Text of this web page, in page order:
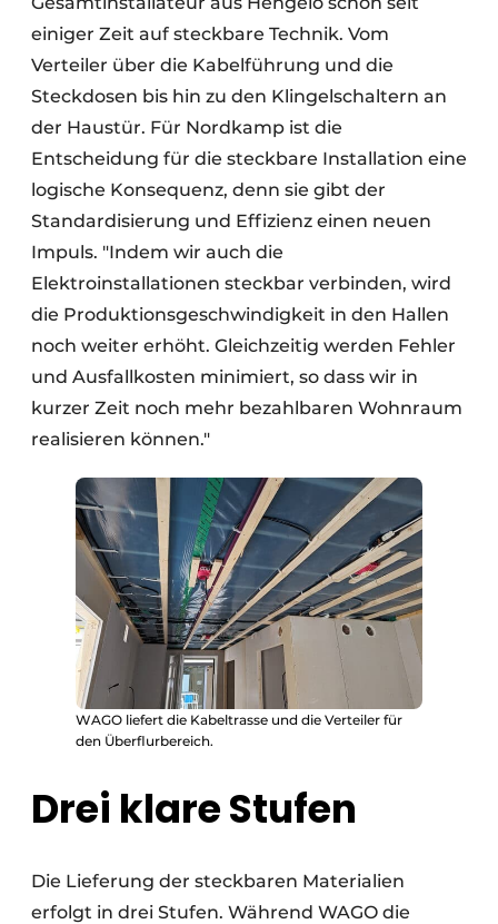
einiger Zeit auf steckbare Technik. Vom
Verteiler über die Kabelführung und die
Steckdosen bis hin zu den Klingelschaltern an
der Haustür. Für Nordkamp ist die
Entscheidung für die steckbare Installation eine
logische Konsequenz, denn sie gibt der
Standardisierung und Effizienz einen neuen
Impuls. "Indem wir auch die
Elektroinstallationen steckbar verbinden, wird
die Produktionsgeschwindigkeit in den Hallen
noch weiter erhöht. Gleichzeitig werden Fehler
und Ausfallkosten minimiert, so dass wir in
kurzer Zeit noch mehr bezahlbaren Wohnraum
realisieren können."
WAGO liefert die Kabeltrasse und die Verteiler für
den Überflurbereich.
Drei klare Stufen
Die Lieferung der steckbaren Materialien
erfolgt in drei Stufen. Während WAGO die